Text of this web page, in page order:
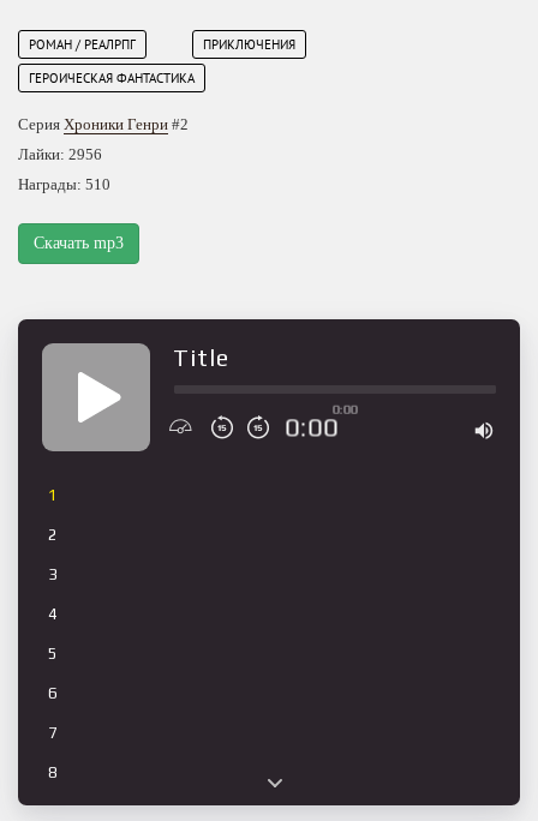
РОМАН / РЕАЛРПГ
ПРИКЛЮЧЕНИЯ
ГЕРОИЧЕСКАЯ ФАНТАСТИКА
Серия Хроники Генри #2
Лайки: 2956
Награды: 510
Скачать mp3
Title
0:00
0:00
1
2
3
4
5
6
7
8